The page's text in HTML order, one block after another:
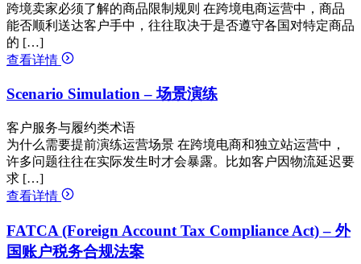
跨境卖家必须了解的商品限制规则 在跨境电商运营中，商品
能否顺利送达客户手中，往往取决于是否遵守各国对特定商品
的 […]
查看详情
Scenario Simulation – 场景演练
客户服务与履约类术语
为什么需要提前演练运营场景 在跨境电商和独立站运营中，
许多问题往往在实际发生时才会暴露。比如客户因物流延迟要
求 […]
查看详情
FATCA (Foreign Account Tax Compliance Act) – 外
国账户税务合规法案